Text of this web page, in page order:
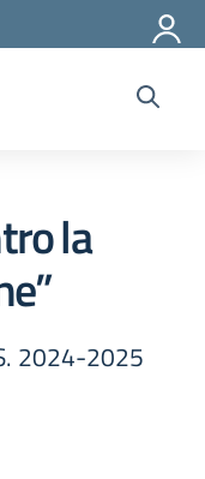
la
2024-2025